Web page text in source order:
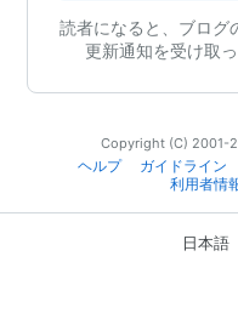
読者になると、ブログ
更新通知を受け取
Copyright (C) 2001-
ヘルプ
ガイドライン
利用者情
日本語